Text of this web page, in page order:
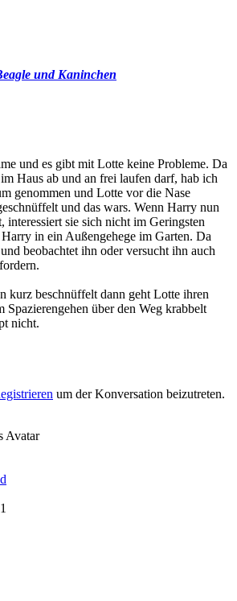
und Kaninchen
und es gibt mit Lotte keine Probleme. Da
Haus ab und an frei laufen darf, hab ich
genommen und Lotte vor die Nase
und das wars. Wenn Harry nun
interessiert sie sich nicht im Geringsten
in ein Außengehege im Garten. Da
beobachtet ihn oder versucht ihn auch
kurz beschnüffelt dann geht Lotte ihren
Spazierengehen über den Weg krabbelt
nicht.
um der Konversation beizutreten.